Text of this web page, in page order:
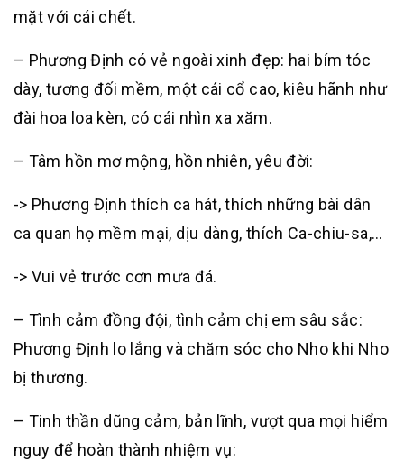
mặt với cái chết.
– Phương Định có vẻ ngoài xinh đẹp: hai bím tóc
dày, tương đối mềm, một cái cổ cao, kiêu hãnh như
đài hoa loa kèn, có cái nhìn xa xăm.
– Tâm hồn mơ mộng, hồn nhiên, yêu đời:
-> Phương Định thích ca hát, thích những bài dân
ca quan họ mềm mại, dịu dàng, thích Ca-chiu-sa,…
-> Vui vẻ trước cơn mưa đá.
– Tình cảm đồng đội, tình cảm chị em sâu sắc:
Phương Định lo lắng và chăm sóc cho Nho khi Nho
bị thương.
– Tinh thần dũng cảm, bản lĩnh, vượt qua mọi hiểm
nguy để hoàn thành nhiệm vụ: